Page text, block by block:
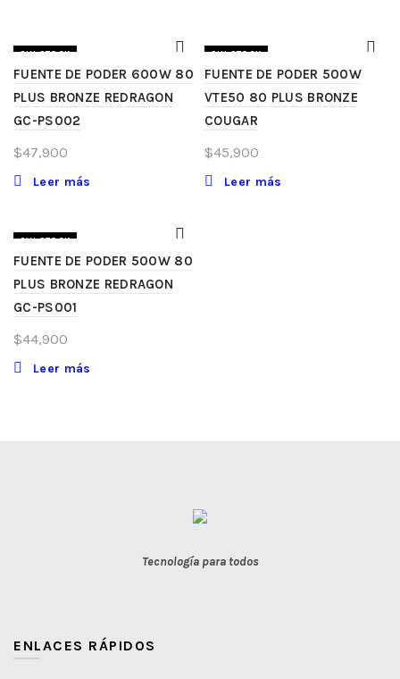
SIN STOCK
FUENTE DE PODER 600W 80
PLUS BRONZE REDRAGON
GC-PS002
$47,900
Leer más
SIN STOCK
FUENTE DE PODER 500W
VTE50 80 PLUS BRONZE
COUGAR
$45,900
Leer más
SIN STOCK
FUENTE DE PODER 500W 80
PLUS BRONZE REDRAGON
GC-PS001
$44,900
Leer más
Tecnología para todos
ENLACES RÁPIDOS